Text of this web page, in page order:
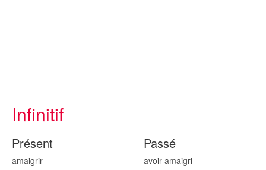
Infinitif
Présent
amaigrir
Passé
avoir amaigri